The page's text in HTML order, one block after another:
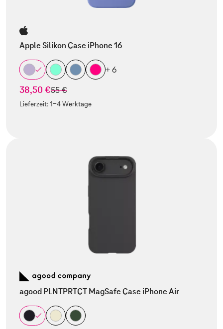
Apple Silikon Case iPhone 16
+ 6
38,50 €statt
55 €
Lieferzeit:1-4 Werktage
agood PLNTPRTCT MagSafe Case iPhone Air